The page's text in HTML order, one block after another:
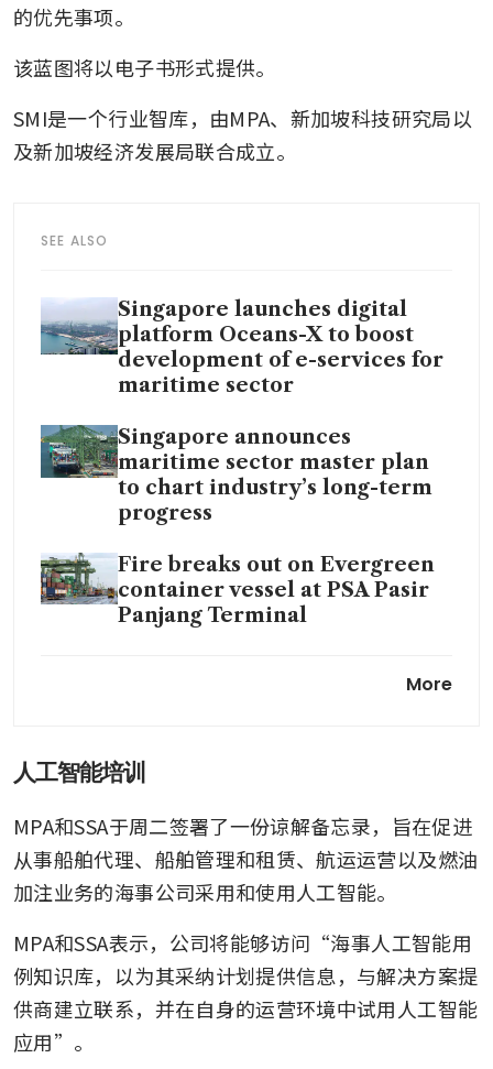
的优先事项。
该蓝图将以电子书形式提供。
SMI是一个行业智库，由MPA、新加坡科技研究局以
及新加坡经济发展局联合成立。
SEE ALSO
Singapore launches digital
platform Oceans-X to boost
development of e-services for
maritime sector
Singapore announces
maritime sector master plan
to chart industry’s long-term
progress
Fire breaks out on Evergreen
container vessel at PSA Pasir
Panjang Terminal
S$80,001
Cornering the market?
Charter yacht operators fear
price hikes if SUTL acquires
Marina at Keppel Bay
UK High Court rejects appeal
on US$832.2 million case
against Yangzijiang
Shipbuilding units
More
人工智能培训
MPA和SSA于周二签署了一份谅解备忘录，旨在促进
从事船舶代理、船舶管理和租赁、航运运营以及燃油
加注业务的海事公司采用和使用人工智能。
MPA和SSA表示，公司将能够访问“海事人工智能用
例知识库，以为其采纳计划提供信息，与解决方案提
供商建立联系，并在自身的运营环境中试用人工智能
应用”。